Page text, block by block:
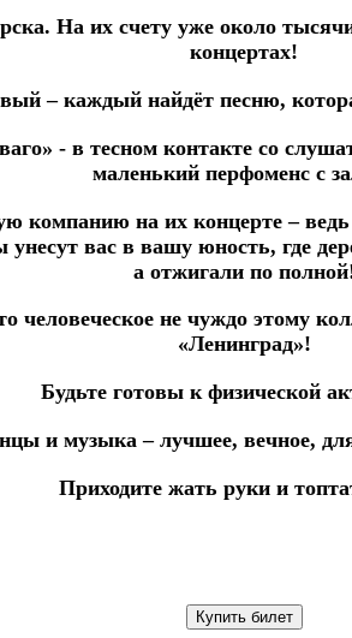
На их счету уже около
концертах!
– каждый найдёт песню,
- в тесном контакте со
маленький перфоменс с
компанию на их концерте –
унесут вас в вашу юность,
а отжигали по
человеческое не чуждо этому
«Ленинград»!
Будьте готовы к физической
и музыка – лучшее, вечное,
Приходите жать руки и
Купить билет